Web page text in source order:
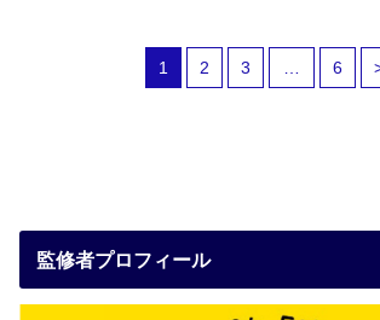
1 2 3 … 6
監修者プロフィール